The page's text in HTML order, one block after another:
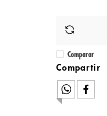
Comparar